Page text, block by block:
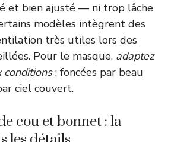
et bien ajusté — ni trop lâche
modèles intègrent des
très utiles lors des
Pour le masque, adaptez
: foncées par beau
ciel couvert.
cou et bonnet : la